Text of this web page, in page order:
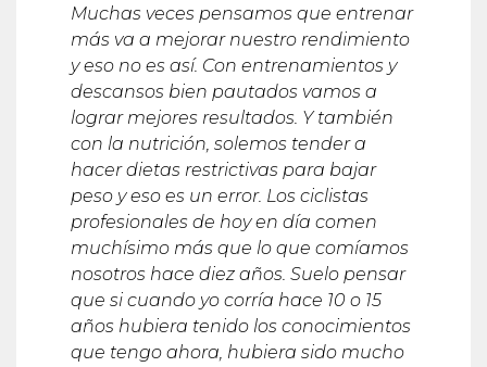
Muchas veces pensamos que entrenar
más va a mejorar nuestro rendimiento
y eso no es así. Con entrenamientos y
descansos bien pautados vamos a
lograr mejores resultados. Y también
con la nutrición, solemos tender a
hacer dietas restrictivas para bajar
peso y eso es un error. Los ciclistas
profesionales de hoy en día comen
muchísimo más que lo que comíamos
nosotros hace diez años. Suelo pensar
que si cuando yo corría hace 10 o 15
años hubiera tenido los conocimientos
que tengo ahora, hubiera sido mucho